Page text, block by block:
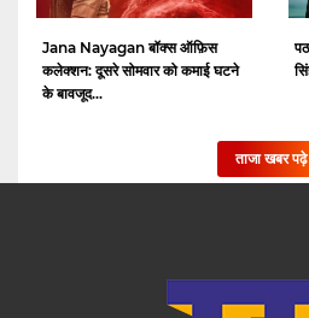
Jana Nayagan बॉक्स ऑफ़िस
कलेक्शन: दूसरे सोमवार को कमाई घटने
के बावजूद...
ताजा खबर पढ़े